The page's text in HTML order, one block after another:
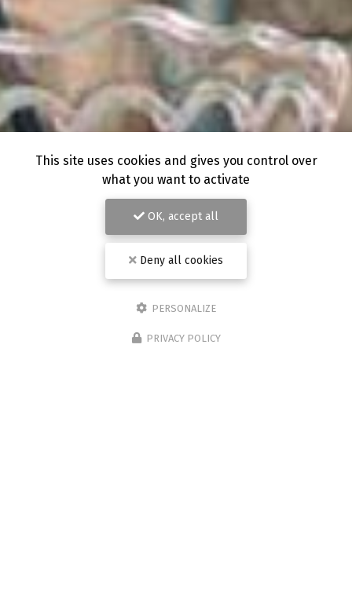
This site uses cookies and gives you control over
what you want to activate
OK, accept all
Deny all cookies
PERSONALIZE
PRIVACY POLICY